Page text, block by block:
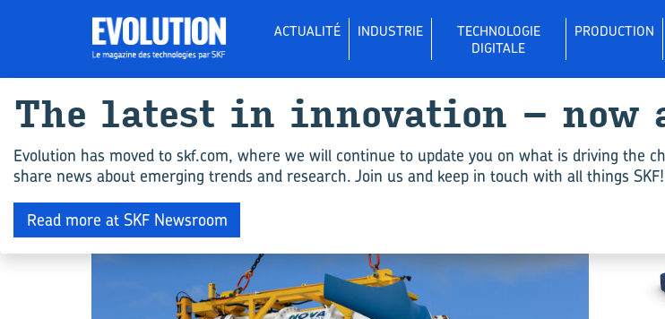
ACTUALITÉ INDUSTRIE
TECHNOLOGIE
DIGITALE
PRODUCTION
All ar­ticles for "Pa­liers"
INDUSTRY
The la­test in in­no­va­tion – now
Evolution has moved to skf.com, where we will continue to update you on what is driving the
share news about emerging trends and research. Join us and keep in touch with all things SKF!
Read more at SKF Newsroom